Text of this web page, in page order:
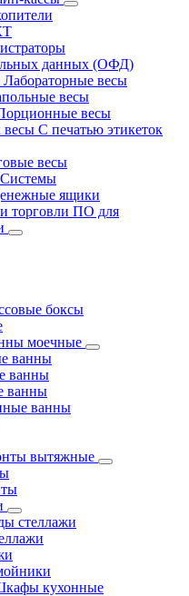
данных (ОФД)
Лабораторные весы
весы
весы
С печатью этикеток
весы
ящики
ПО для
боксы
моечные
ванны
ванны
ванны
ванны
вытяжные
стеллажи
кухонные